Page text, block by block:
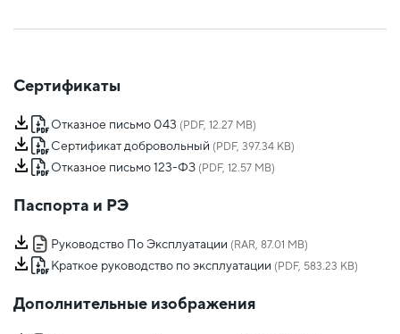
Сертификаты
Отказное письмо 043 (PDF, 12.27 MB)
Сертификат добровольный (PDF, 397.34 KB)
Отказное письмо 123-ФЗ (PDF, 12.57 MB)
Паспорта и РЭ
Руководство По Эксплуатации (RAR, 87.01 MB)
Краткое руководство по эксплуатации (PDF, 583.23 KB)
Дополнительные изображения